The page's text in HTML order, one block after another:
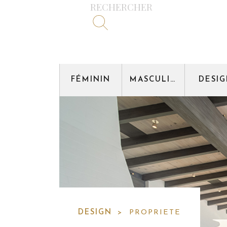
RECHERCHER
FÉMININ MASCULIN
DESIGN > PROPRIETE